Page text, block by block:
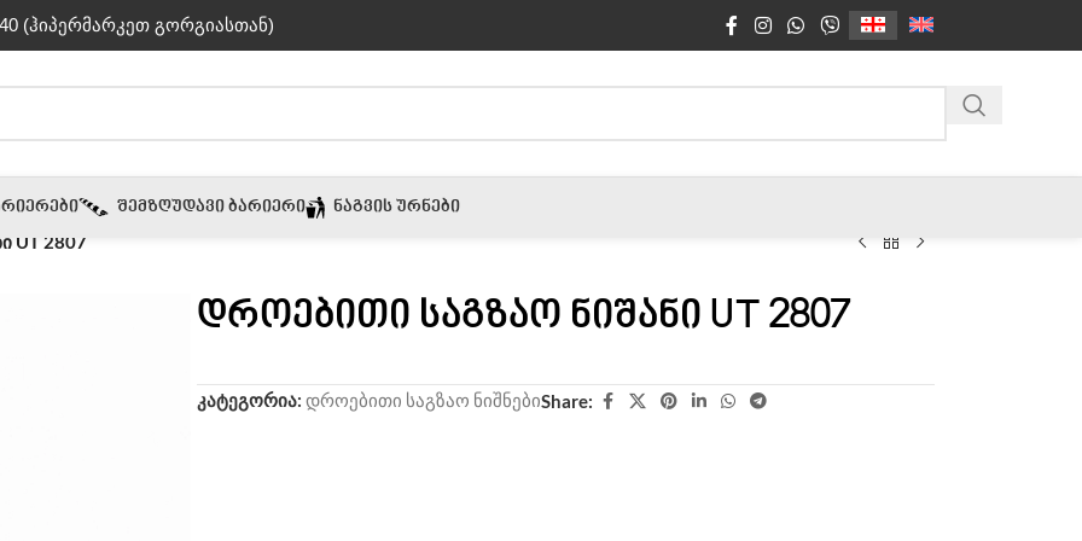
(ჰიპერმარკეთ გორგიასთან)
ᲨᲔᲛᲖᲦᲣᲓᲐᲕᲘ ᲑᲐᲠᲘᲔᲠᲘ ᲜᲐᲒᲕᲘᲡ ᲣᲠᲜᲔᲑᲘ
UT 2807
დროებითი საგზაო ნიშანი UT 2807
კატეგორია: დროებითი საგზაო ნიშნებიShare: